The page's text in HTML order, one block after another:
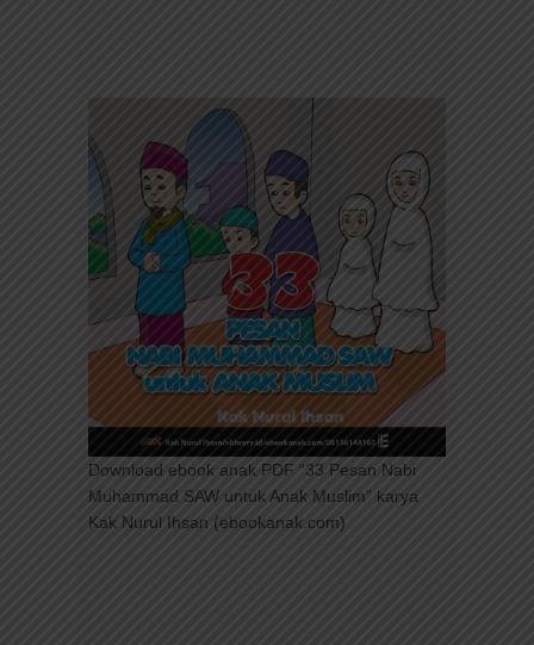
Download ebook anak PDF “33 Pesan Nabi
Muhammad SAW untuk Anak Muslim” karya
Kak Nurul Ihsan (ebookanak.com)